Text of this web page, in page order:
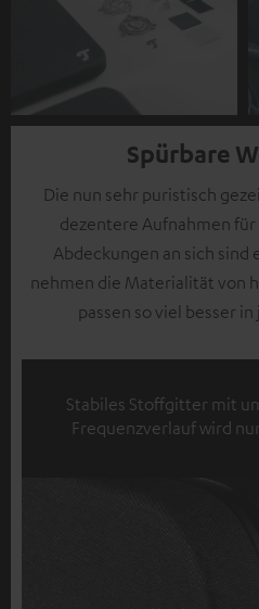
Spürbare
Die nun sehr puristisch
dezentere Aufnahmen
Abdeckungen an sich
nehmen die Materialität von
passen so viel besser
Stabiles Stoffgitter mit
Frequenzverlauf wird